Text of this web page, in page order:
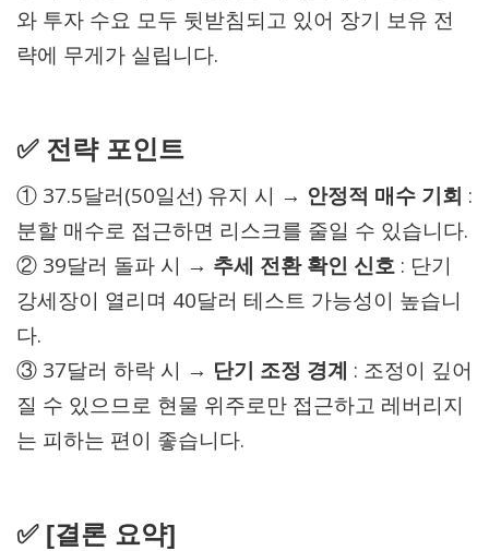
와 투자 수요 모두 뒷받침되고 있어 장기 보유 전
략에 무게가 실립니다.
✅ 전략 포인트
① 37.5달러(50일선) 유지 시 → 안정적 매수 기회 :
분할 매수로 접근하면 리스크를 줄일 수 있습니다.
② 39달러 돌파 시 → 추세 전환 확인 신호 : 단기
강세장이 열리며 40달러 테스트 가능성이 높습니
다.
③ 37달러 하락 시 → 단기 조정 경계 : 조정이 깊어
질 수 있으므로 현물 위주로만 접근하고 레버리지
는 피하는 편이 좋습니다.
✅ [결론 요약]